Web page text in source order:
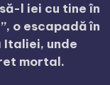
l iei cu tine în
o escapadă în
Italiei, unde
mortal.